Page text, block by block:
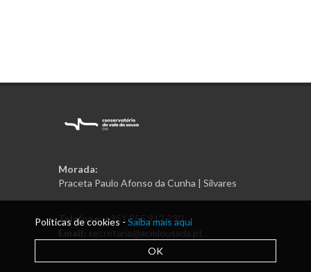
Morada:
Praceta Paulo Afonso da Cunha | Silvares
Telefone:+351 255 912 230
Email:
secretaria@acmlousada.pt
Políticas de cookies - Saiba mais aqui
OK